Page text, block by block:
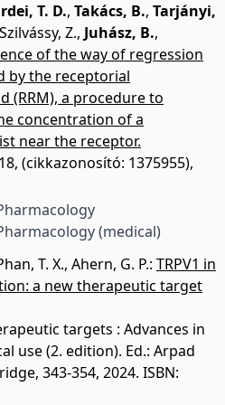
T. D., Takács, B., Tarjányi,
Szilvássy, Z., Juhász, B.,
of the way of regression
by the receptorial
(RRM), a procedure to
concentration of a
near the receptor.
(cikkazonosító: 1375955),
(medical)
T. X., Ahern, G. P.: TRPV1 in
a new therapeutic target
targets : Advances in
use (2. edition). Ed.: Arpad
343-354, 2024. ISBN: